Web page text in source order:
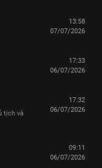
13:58
07/07/2026
17:33
06/07/2026
tịch và
17:32
06/07/2026
09:11
06/07/2026